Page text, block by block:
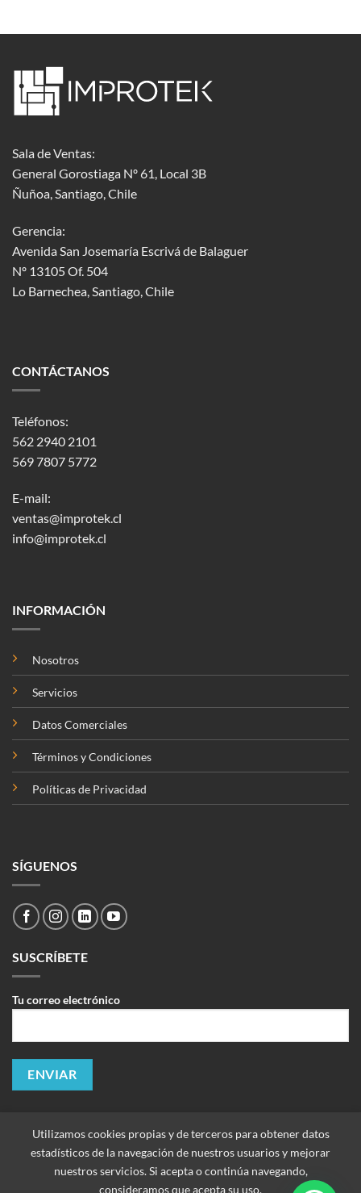
Sala de Ventas:
General Gorostiaga Nº 61, Local 3B
Ñuñoa, Santiago, Chile
Gerencia:
Avenida San Josemaría Escrivá de Balaguer
Nº 13105 Of. 504
Lo Barnechea, Santiago, Chile
CONTÁCTANOS
Teléfonos:
562 2940 2101
569 7807 5772
E-mail:
ventas@improtek.cl
info@improtek.cl
INFORMACIÓN
Nosotros
Servicios
Datos Comerciales
Términos y Condiciones
Políticas de Privacidad
SÍGUENOS
SUSCRÍBETE
Tu correo electrónico
Utilizamos cookies propias y de terceros para obtener datos
estadísticos de la navegación de nuestros usuarios y mejorar
nuestros servicios. Si acepta o continúa navegando,
consideramos que acepta su uso.